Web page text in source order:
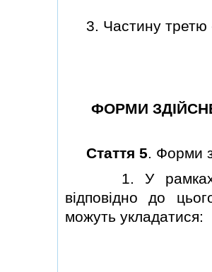
3. Частину третю
ФОРМИ
Стаття 5. Форми
1. У рамках
вiдповiдно до
можуть укладатися: